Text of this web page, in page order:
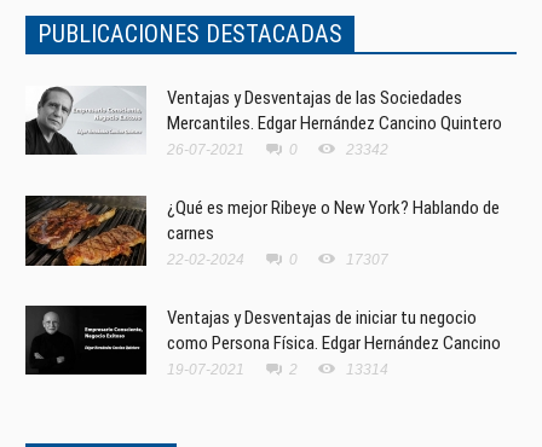
PUBLICACIONES DESTACADAS
Ventajas y Desventajas de las Sociedades
Mercantiles. Edgar Hernández Cancino Quintero
26-07-2021 0 23342
¿Qué es mejor Ribeye o New York? Hablando de
carnes
22-02-2024 0 17307
Ventajas y Desventajas de iniciar tu negocio
como Persona Física. Edgar Hernández Cancino
19-07-2021 2 13314